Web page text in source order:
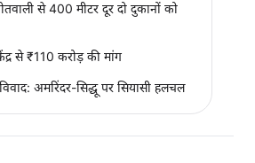
से 400 मीटर दूर दो दुकानों को
से ₹110 करोड़ की मांग
अमरिंदर-सिद्धू पर सियासी हलचल